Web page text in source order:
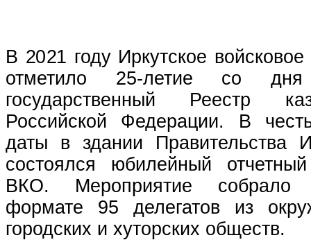
В 2021 году Иркутское
отметило 25-летие со
государственный Реестр
Российской Федерации. В
даты в здании Правительства
состоялся юбилейный
ВКО. Мероприятие собрало
формате 95 делегатов из
городских и хуторских обществ.